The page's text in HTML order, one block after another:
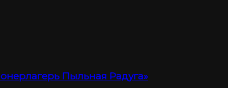
Пыльная Радуга»